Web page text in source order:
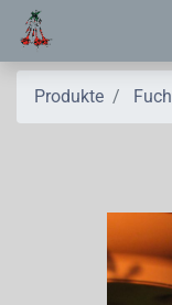
Produkte